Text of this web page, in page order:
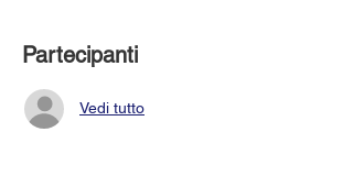
Partecipanti
Vedi tutto